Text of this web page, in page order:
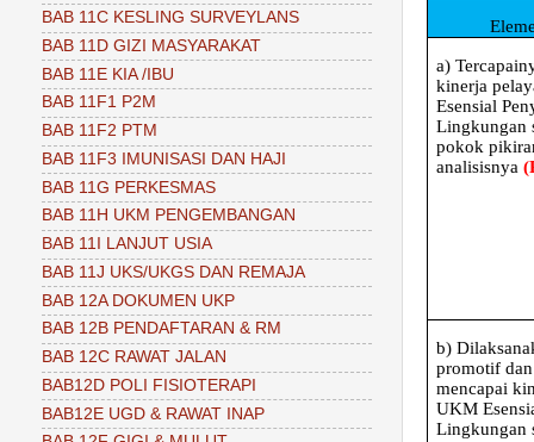
a)
kinerja
Esensial
Lingkungan
pokok
analisisnya
b)
promotif
mencapai
UKM
Lingkungan
BAB 11C KESLING SURVEYLANS
BAB 11D GIZI MASYARAKAT
BAB 11E KIA /IBU
BAB 11F1 P2M
BAB 11F2 PTM
BAB 11F3 IMUNISASI DAN HAJI
BAB 11G PERKESMAS
BAB 11H UKM PENGEMBANGAN
BAB 11I LANJUT USIA
BAB 11J UKS/UKGS DAN REMAJA
BAB 12A DOKUMEN UKP
BAB 12B PENDAFTARAN & RM
BAB 12C RAWAT JALAN
BAB12D POLI FISIOTERAPI
BAB12E UGD & RAWAT INAP